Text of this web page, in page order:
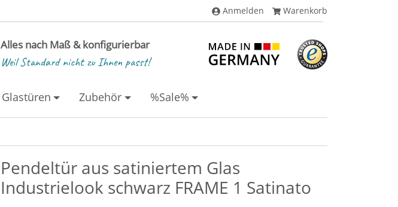
Anmelden Warenkorb
Alles nach Maß & konfigurierbar
Weil Standard nicht zu Ihnen passt!
Glastüren Zubehör %Sale%
Pendeltür aus satiniertem Glas
Industrielook schwarz FRAME 1 Satinato